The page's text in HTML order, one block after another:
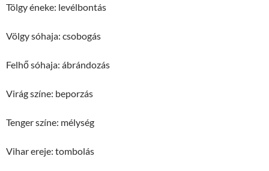
Tölgy éneke: levélbontás
Völgy sóhaja: csobogás
Felhő sóhaja: ábrándozás
Virág színe: beporzás
Tenger színe: mélység
Vihar ereje: tombolás